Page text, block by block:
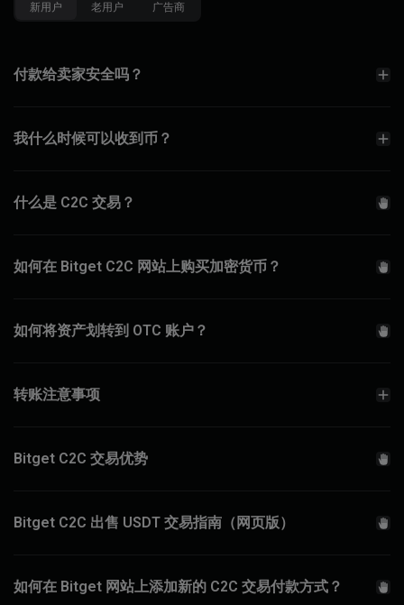
新用户 老用户 广告商
付款给卖家安全吗？
我什么时候可以收到币？
什么是 C2C 交易？
如何在 Bitget C2C 网站上购买加密货币？
如何将资产划转到 OTC 账户？
转账注意事项
Bitget C2C 交易优势
Bitget C2C 出售 USDT 交易指南（网页版）
如何在 Bitget 网站上添加新的 C2C 交易付款方式？